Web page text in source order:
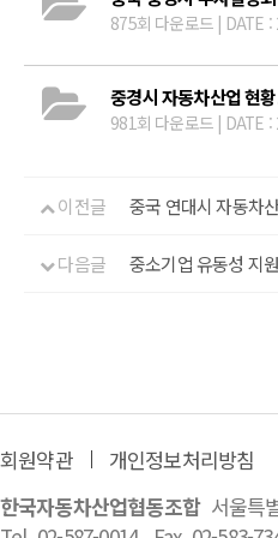
875회 다운로드 | DATE
중경시 자동차산업 현
981회 다운로드 | DATE
이전글 중국 연대시 자동차
다음글 중소기업 유동성 지
회원약관
개인정보처리방침
한국자동차산업협동조합서울특